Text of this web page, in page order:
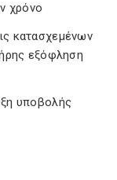
χρόνο
κατασχεμένων
εξόφληση
υποβολής